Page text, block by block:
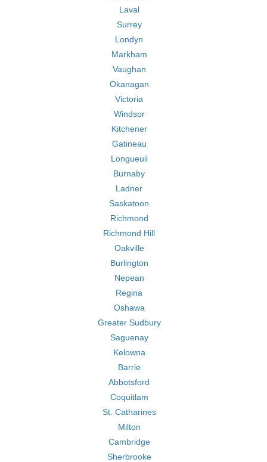
Laval
Surrey
Londyn
Markham
Vaughan
Okanagan
Victoria
Windsor
Kitchener
Gatineau
Longueuil
Burnaby
Ladner
Saskatoon
Richmond
Richmond Hill
Oakville
Burlington
Nepean
Regina
Oshawa
Greater Sudbury
Saguenay
Kelowna
Barrie
Abbotsford
Coquitlam
St. Catharines
Milton
Cambridge
Sherbrooke